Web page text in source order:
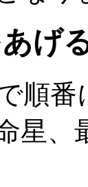
げ
順
星、